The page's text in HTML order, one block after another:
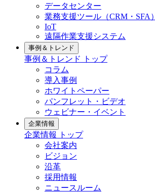
データセンター
業務支援ツール（CRM・SFA）
IoT
遠隔作業支援システム
事例＆トレンド
事例＆トレンド トップ
コラム
導入事例
ホワイトペーパー
パンフレット・ビデオ
ウェビナー・イベント
企業情報
企業情報 トップ
会社案内
ビジョン
沿革
採用情報
ニュースルーム